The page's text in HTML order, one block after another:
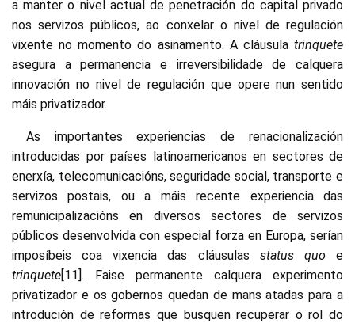
a manter o nivel actual de penetración do capital privado
nos servizos públicos, ao conxelar o nivel de regulación
vixente no momento do asinamento. A cláusula trinquete
asegura a permanencia e irreversibilidade de calquera
innovación no nivel de regulación que opere nun sentido
máis privatizador.
As importantes experiencias de renacionalización
introducidas por países latinoamericanos en sectores de
enerxía, telecomunicacións, seguridade social, transporte e
servizos postais, ou a máis recente experiencia das
remunicipalizacións en diversos sectores de servizos
públicos desenvolvida con especial forza en Europa, serían
imposíbeis coa vixencia das cláusulas status quo e
trinquete[11]. Faise permanente calquera experimento
privatizador e os gobernos quedan de mans atadas para a
introdución de reformas que busquen recuperar o rol do